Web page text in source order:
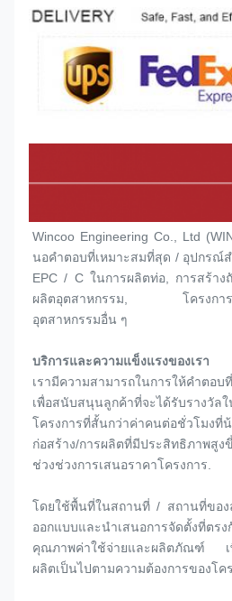
Wincoo Engineering Co., Ltd
นอคําตอบที่เหมาะสมที่สุด / อุปกรณ์
EPC / C ในการผลิตท่อ, การสร้าง
ผลิตอุตสาหกรรม, โครงการพ
อุตสาหกรรมอื่น ๆ
บริการและความแข็งแรงของเรา
เรามีความสามารถในการให้คําตอบ
เพื่อสนับสนุนลูกค้าที่จะได้รับรางวัลใ
โครงการที่สั้นกว่าค่าคนต่อชั่วโ
ก่อสร้าง/การผลิตที่มีประสิทธิภาพ
ช่วงช่วงการเสนอราคาโครงการ.
โดยใช้พื้นที่ในสถานที่ / สถานที่ของ
ออกแบบและนําเสนอการจัดตั้งที่ตรง
คุณภาพค่าใช้จ่ายและผลิตภัณฑ์ เพื่
ผลิตเป็นไปตามความต้องการของโคร